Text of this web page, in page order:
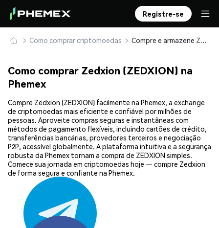
Registre-se
Como comprar criptomoedas Compre e armazene Zedxion (ZEDXION) com segurança
Como comprar Zedxion (ZEDXION) na
Phemex
Compre Zedxion (ZEDXION) facilmente na Phemex, a exchange
de criptomoedas mais eficiente e confiável por milhões de
pessoas. Aproveite compras seguras e instantâneas com
métodos de pagamento flexíveis, incluindo cartões de crédito,
transferências bancárias, provedores terceiros e negociação
P2P, acessível globalmente. A plataforma intuitiva e a segurança
robusta da Phemex tornam a compra de ZEDXION simples.
Comece sua jornada em criptomoedas hoje — compre Zedxion
de forma segura e confiante na Phemex.